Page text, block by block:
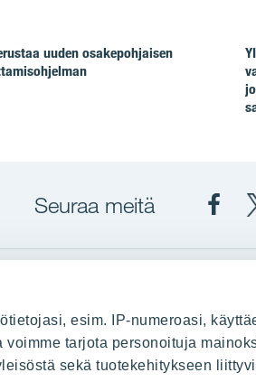
esim. IP-numeroasi,
tarjota personoituja
sekä tuotekehitykseen
uuden osakepohjaisen
Seuraa meitä
YIT
YIT:stä
meille